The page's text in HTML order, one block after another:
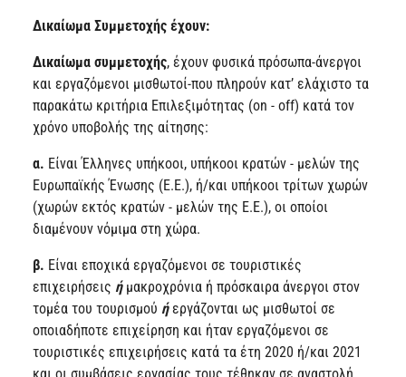
Δικαίωμα Συμμετοχής έχουν:
Δικαίωμα συμμετοχής, έχουν φυσικά πρόσωπα-άνεργοι
και εργαζόμενοι μισθωτοί-που πληρούν κατ’ ελάχιστο τα
παρακάτω κριτήρια Επιλεξιμότητας (on - off) κατά τον
χρόνο υποβολής της αίτησης:
α. Είναι Έλληνες υπήκοοι, υπήκοοι κρατών - μελών της
Ευρωπαϊκής Ένωσης (Ε.Ε.), ή/και υπήκοοι τρίτων χωρών
(χωρών εκτός κρατών - μελών της Ε.Ε.), οι οποίοι
διαμένουν νόμιμα στη χώρα.
β. Είναι εποχικά εργαζόμενοι σε τουριστικές
επιχειρήσεις ή μακροχρόνια ή πρόσκαιρα άνεργοι στον
τομέα του τουρισμού ήεργάζονται ως μισθωτοί σε
οποιαδήποτε επιχείρηση και ήταν εργαζόμενοι σε
τουριστικές επιχειρήσεις κατά τα έτη 2020 ή/και 2021